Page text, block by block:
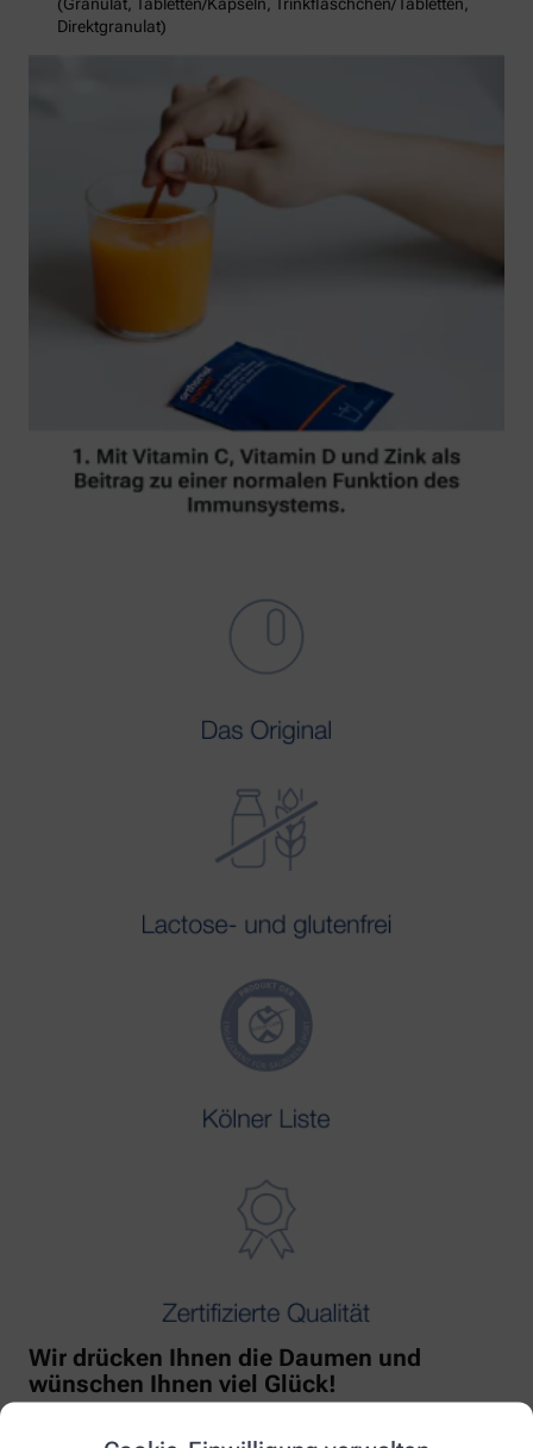
Direktgranulat)
Wir drücken Ihnen die Daumen und
wünschen Ihnen viel Glück!